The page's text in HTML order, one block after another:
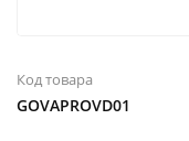
Код товара
GOVAPROVD01